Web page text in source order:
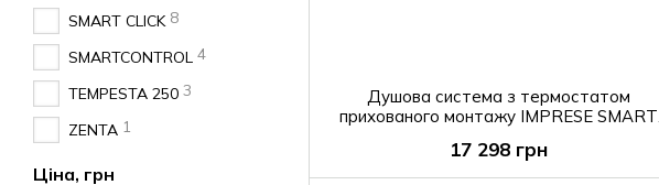
Душова система з термостатом
прихованого монтажу IMPRESE SMART
17 298 грн
SMART CLICK 8
SMARTCONTROL 4
TEMPESTA 250 3
ZENTA 1
Ціна, грн